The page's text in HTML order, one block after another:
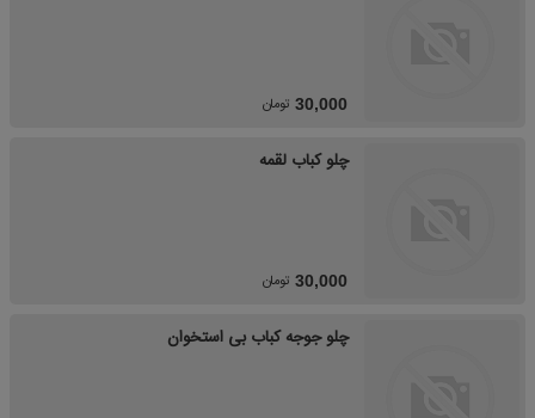
30,000 تومان
چلو کباب لقمه
30,000 تومان
چلو جوجه کباب بی استخوان